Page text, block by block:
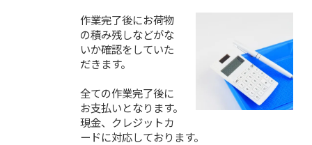
作業完了後にお荷物
の積み残しなどがな
いか確認をしていた
だきます。
全ての作業完了後に
お支払いとなります。
現金、クレジットカ
ードに対応しております。